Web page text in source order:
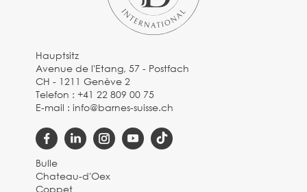
Hauptsitz
Avenue de l'Etang, 57 - Postfach
CH - 1211 Genève 2
Telefon :+41 22 809 00 75
E-mail :info@barnes-suisse.ch
Bulle
Chateau-d'Oex
Coppet